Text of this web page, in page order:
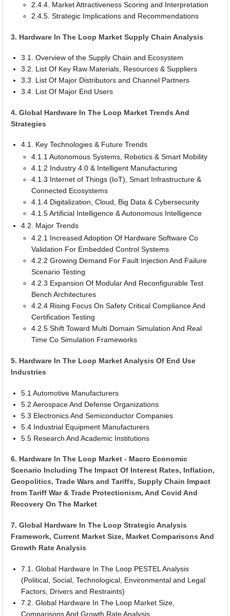
2.4.4. Market Attractiveness Scoring and Interpretation
2.4.5. Strategic Implications and Recommendations
3. Hardware In The Loop Market Supply Chain Analysis
3.1. Overview of the Supply Chain and Ecosystem
3.2. List Of Key Raw Materials, Resources & Suppliers
3.3. List Of Major Distributors and Channel Partners
3.4. List Of Major End Users
4. Global Hardware In The Loop Market Trends And
Strategies
4.1. Key Technologies & Future Trends
4.1.1 Autonomous Systems, Robotics & Smart Mobility
4.1.2 Industry 4.0 & Intelligent Manufacturing
4.1.3 Internet of Things (IoT), Smart Infrastructure &
Connected Ecosystems
4.1.4 Digitalization, Cloud, Big Data & Cybersecurity
4.1.5 Artificial Intelligence & Autonomous Intelligence
4.2. Major Trends
4.2.1 Increased Adoption Of Hardware Software Co
Validation For Embedded Control Systems
4.2.2 Growing Demand For Fault Injection And Failure
Scenario Testing
4.2.3 Expansion Of Modular And Reconfigurable Test
Bench Architectures
4.2.4 Rising Focus On Safety Critical Compliance And
Certification Testing
4.2.5 Shift Toward Multi Domain Simulation And Real
Time Co Simulation Frameworks
5. Hardware In The Loop Market Analysis Of End Use
Industries
5.1 Automotive Manufacturers
5.2 Aerospace And Defense Organizations
5.3 Electronics And Semiconductor Companies
5.4 Industrial Equipment Manufacturers
5.5 Research And Academic Institutions
6. Hardware In The Loop Market - Macro Economic
Scenario Including The Impact Of Interest Rates, Inflation,
Geopolitics, Trade Wars and Tariffs, Supply Chain Impact
from Tariff War & Trade Protectionism, And Covid And
Recovery On The Market
7. Global Hardware In The Loop Strategic Analysis
Framework, Current Market Size, Market Comparisons And
Growth Rate Analysis
7.1. Global Hardware In The Loop PESTEL Analysis
(Political, Social, Technological, Environmental and Legal
Factors, Drivers and Restraints)
7.2. Global Hardware In The Loop Market Size,
Comparisons And Growth Rate Analysis